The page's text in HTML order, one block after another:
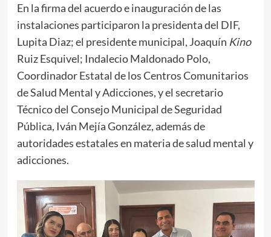
En la firma del acuerdo e inauguración de las
instalaciones participaron la presidenta del DIF,
Lupita Diaz; el presidente municipal, Joaquín Kino
Ruiz Esquivel; Indalecio Maldonado Polo,
Coordinador Estatal de los Centros Comunitarios
de Salud Mental y Adicciones, y el secretario
Técnico del Consejo Municipal de Seguridad
Pública, Iván Mejía González, además de
autoridades estatales en materia de salud mental y
adicciones.